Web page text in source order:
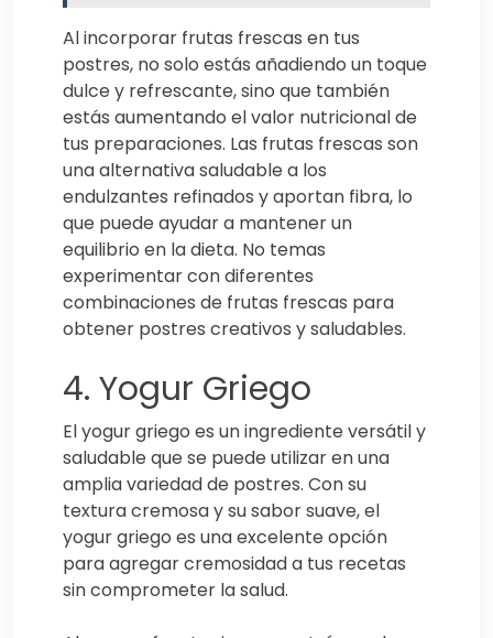
Al incorporar frutas frescas en tus
postres, no solo estás añadiendo un toque
dulce y refrescante, sino que también
estás aumentando el valor nutricional de
tus preparaciones. Las frutas frescas son
una alternativa saludable a los
endulzantes refinados y aportan fibra, lo
que puede ayudar a mantener un
equilibrio en la dieta. No temas
experimentar con diferentes
combinaciones de frutas frescas para
obtener postres creativos y saludables.
4. Yogur Griego
El yogur griego es un ingrediente versátil y
saludable que se puede utilizar en una
amplia variedad de postres. Con su
textura cremosa y su sabor suave, el
yogur griego es una excelente opción
para agregar cremosidad a tus recetas
sin comprometer la salud.